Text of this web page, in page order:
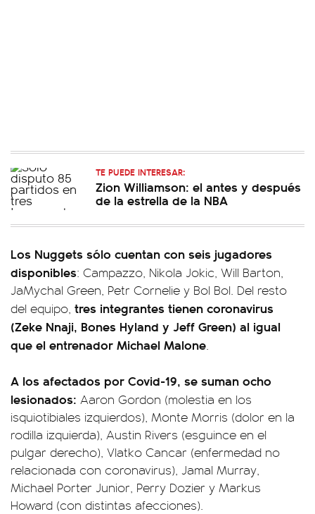
TE PUEDE INTERESAR:
Zion Williamson: el antes y después
de la estrella de la NBA
Los Nuggets sólo cuentan con seis jugadores
disponibles: Campazzo, Nikola Jokic, Will Barton,
JaMychal Green, Petr Cornelie y Bol Bol. Del resto
del equipo, tres integrantes tienen coronavirus
(Zeke Nnaji, Bones Hyland y Jeff Green) al igual
que el entrenador Michael Malone.
A los afectados por Covid-19, se suman ocho
lesionados: Aaron Gordon (molestia en los
isquiotibiales izquierdos), Monte Morris (dolor en la
rodilla izquierda), Austin Rivers (esguince en el
pulgar derecho), Vlatko Cancar (enfermedad no
relacionada con coronavirus), Jamal Murray,
Michael Porter Junior, Perry Dozier y Markus
Howard (con distintas afecciones).